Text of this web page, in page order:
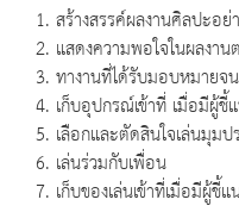
1. สร้างสรรค์ผลงานศิลปะอย่
2. แสดงความพอใจในผลงาน
3. ทางานที่ได้รับมอบหมายจ
4. เก็บอุปกรณ์เข้าที่ เมื่อมีผู้ชี้
5. เลือกและตัดสินใจเล่นมุม
6. เล่นร่วมกับเพื่อน
7. เก็บของเล่นเข้าที่เมื่อมีผู้ชี้แ